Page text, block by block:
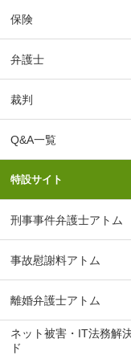
保険
弁護士
裁判
Q&A一覧
特設サイト
刑事事件弁護士アトム
事故慰謝料アトム
離婚弁護士アトム
ネット被害・IT法務解
ド